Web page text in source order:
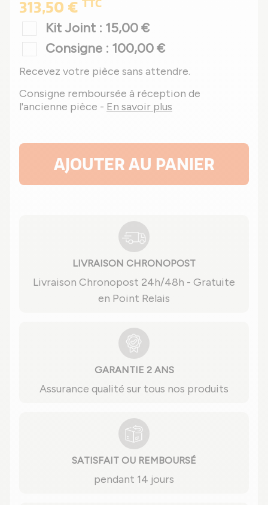
313,50 € TTC
Kit Joint : 15,00 €
Consigne : 100,00 €
Recevez votre pièce sans attendre.
Consigne remboursée à réception de
l'ancienne pièce - En savoir plus
AJOUTER AU PANIER
LIVRAISON CHRONOPOST
Livraison Chronopost 24h/48h - Gratuite
en Point Relais
GARANTIE 2 ANS
Assurance qualité sur tous nos produits
SATISFAIT OU REMBOURSÉ
pendant 14 jours